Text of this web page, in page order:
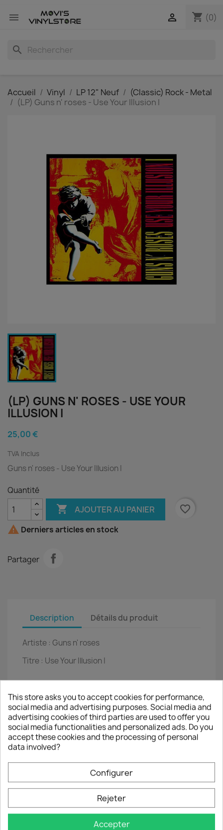
 shopping_cart (0)

search
Accueil Vinyl LP 12" Neuf
(Classic) Rock - Metal
(LP) Guns n' roses - Use Your Illusion I
(LP) GUNS N' ROSES - USE YOUR
ILLUSION I
25,00 €
TVA Inclus
Guns n' roses - Use Your Illusion I
Quantité
 AJOUTER AU PANIER
favorite_border
 Derniers articles en stock
Partager
Description Détails du produit
Artiste : Guns n' roses
Titre : Use Your Illusion I
LP12"
EAN 0602445117307
Année :2022
Tracklist
Right Next Door To Hell
Live And Let Die
Don't Cry (Original)
Perfect Crime
You Ain't The First
This store asks you to accept cookies for performance,
social media and advertising purposes. Social media and
advertising cookies of third parties are used to offer you
social media functionalities and personalized ads. Do you
accept these cookies and the processing of personal
data involved?
Configurer
Rejeter
Accepter